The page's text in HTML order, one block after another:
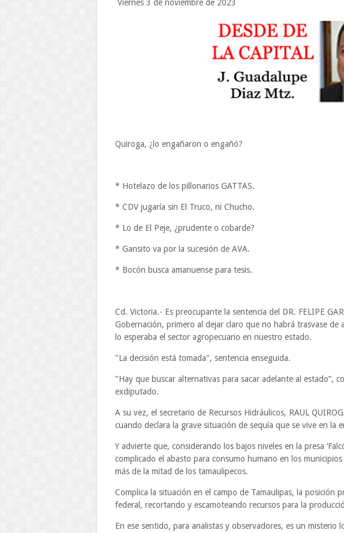
Viernes 3 de noviembre de 2023
Quiroga, ¿lo engañaron o engañó?
* Hotelazo de los pillonarios GATTAS.
* CDV jugaría sin El Truco, ni Chucho.
* Lo de El Peje, ¿prudente o cobarde?
* Gansito va por la sucesión de AVA.
* Bocón busca amanuense para tesis.
Cd. Victoria.- Es preocupante la sentencia del DR. FELIPE
Gobernación, primero al dejar claro que no habrá trasvase de
lo esperaba el sector agropecuario en nuestro estado.
"La decisión está tomada", sentencia enseguida.
"Hay que buscar alternativas para sacar adelante al estado”,
exdiputado.
A su vez, el secretario de Recursos Hidráulicos, RAUL
cuando declara la grave situación de sequía que se vive en la
Y advierte que, considerando los bajos niveles en la presa
complicado el abasto para consumo humano en los
más de la mitad de los tamaulipecos.
Complica la situación en el campo de Tamaulipas, la posición
federal, recortando y escamoteando recursos para la
En ese sentido, para analistas y observadores, es un misterio